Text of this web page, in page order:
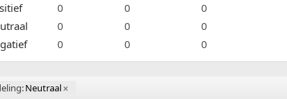
0 0
0
0 0
0
0 0 0
Neutraal